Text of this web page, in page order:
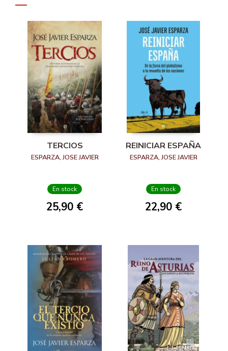
TERCIOS
ESPARZA, JOSE JAVIER
En stock
25,90 €
REINICIAR ESPAÑA
ESPARZA, JOSE JAVIER
En stock
22,90 €